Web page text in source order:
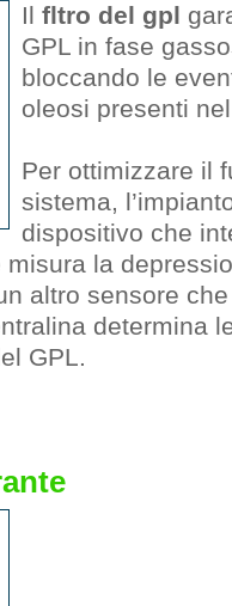
Il fltro del gpl
GPL in fase
bloccando le
oleosi presenti
Per ottimizzare il
sistema,
dispositivo che
misura la
altro sensore
determina
GPL.